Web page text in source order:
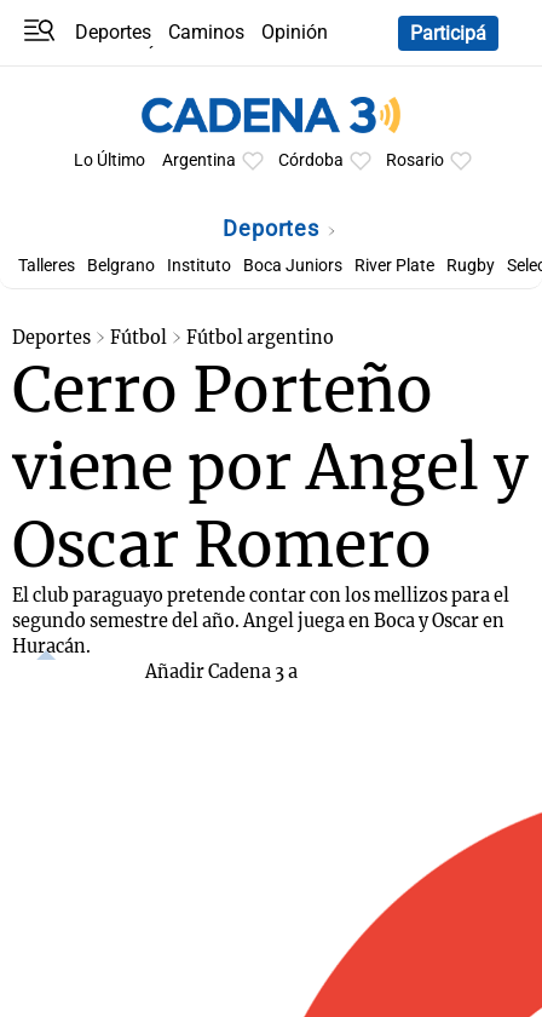
Deportes Caminos
Opinión
Participá
Lo Último Argentina Córdoba Rosario
Deportes
Talleres Belgrano Instituto Boca Juniors River Plate Rugby
Deportes Fútbol Fútbol argentino
Cerro Porteño
viene por Angel y
Oscar Romero
El club paraguayo pretende contar con los mellizos para el
segundo semestre del año. Angel juega en Boca y Oscar en
Huracán.
Añadir Cadena 3 a